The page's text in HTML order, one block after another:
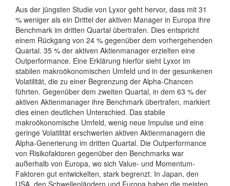
Aus der jüngsten Studie von Lyxor geht hervor, dass mit 31
% weniger als ein Drittel der aktiven Manager in Europa ihre
Benchmark im dritten Quartal übertrafen. Dies entspricht
einem Rückgang von 24 % gegenüber dem vorhergehenden
Quartal. 35 % der aktiven Aktienmanager erzielten eine
Outperformance. Eine Erklärung hierfür sieht Lyxor im
stabilen makroökonomischen Umfeld und in der gesunkenen
Volatilität, die zu einer Begrenzung der Alpha-Chancen
führten. Gegenüber dem zweiten Quartal, in dem 63 % der
aktiven Aktienmanager ihre Benchmark übertrafen, markiert
dies einen deutlichen Unterschied. Das stabile
makroökonomische Umfeld, wenig neue Impulse und eine
geringe Volatilität erschwerten aktiven Aktienmanagern die
Alpha-Generierung im dritten Quartal. Die Outperformance
von Risikofaktoren gegenüber den Benchmarks war
außerhalb von Europa, wo sich Value- und Momentum-
Faktoren gut entwickelten, stark begrenzt. In Japan, den